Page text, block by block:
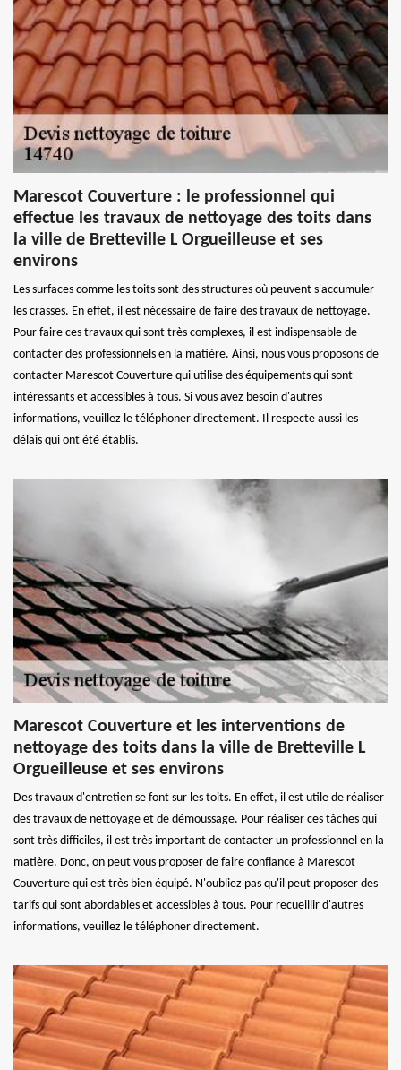
Marescot Couverture : le professionnel qui
effectue les travaux de nettoyage des toits dans
la ville de Bretteville L Orgueilleuse et ses
environs
Les surfaces comme les toits sont des structures où peuvent s'accumuler
les crasses. En effet, il est nécessaire de faire des travaux de nettoyage.
Pour faire ces travaux qui sont très complexes, il est indispensable de
contacter des professionnels en la matière. Ainsi, nous vous proposons de
contacter Marescot Couverture qui utilise des équipements qui sont
intéressants et accessibles à tous. Si vous avez besoin d'autres
informations, veuillez le téléphoner directement. Il respecte aussi les
délais qui ont été établis.
Marescot Couverture et les interventions de
nettoyage des toits dans la ville de Bretteville L
Orgueilleuse et ses environs
Des travaux d'entretien se font sur les toits. En effet, il est utile de réaliser
des travaux de nettoyage et de démoussage. Pour réaliser ces tâches qui
sont très difficiles, il est très important de contacter un professionnel en la
matière. Donc, on peut vous proposer de faire confiance à Marescot
Couverture qui est très bien équipé. N'oubliez pas qu'il peut proposer des
tarifs qui sont abordables et accessibles à tous. Pour recueillir d'autres
informations, veuillez le téléphoner directement.